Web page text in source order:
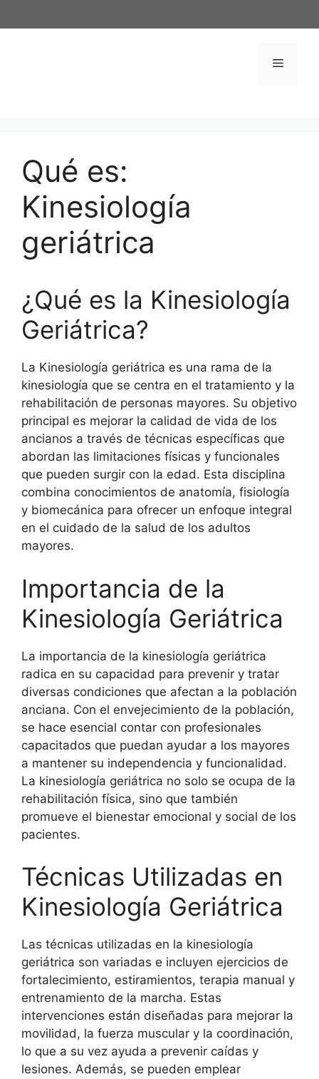
al
Menú
Qué es:
Kinesiología
geriátrica
¿Qué es la Kinesiología
Geriátrica?
La Kinesiología geriátrica es una rama de la
kinesiología que se centra en el tratamiento y la
rehabilitación de personas mayores. Su objetivo
principal es mejorar la calidad de vida de los
ancianos a través de técnicas específicas que
abordan las limitaciones físicas y funcionales
que pueden surgir con la edad. Esta disciplina
combina conocimientos de anatomía, fisiología
y biomecánica para ofrecer un enfoque integral
en el cuidado de la salud de los adultos
mayores.
Importancia de la
Kinesiología Geriátrica
La importancia de la kinesiología geriátrica
radica en su capacidad para prevenir y tratar
diversas condiciones que afectan a la población
anciana. Con el envejecimiento de la población,
se hace esencial contar con profesionales
capacitados que puedan ayudar a los mayores
a mantener su independencia y funcionalidad.
La kinesiología geriátrica no solo se ocupa de la
rehabilitación física, sino que también
promueve el bienestar emocional y social de los
pacientes.
Técnicas Utilizadas en
Kinesiología Geriátrica
Las técnicas utilizadas en la kinesiología
geriátrica son variadas e incluyen ejercicios de
fortalecimiento, estiramientos, terapia manual y
entrenamiento de la marcha. Estas
intervenciones están diseñadas para mejorar la
movilidad, la fuerza muscular y la coordinación,
lo que a su vez ayuda a prevenir caídas y
lesiones. Además, se pueden emplear